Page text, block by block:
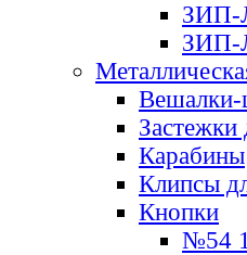
ЗИП-
ЗИП-
Вешалки-
Застежки
Карабины
Клипсы
Кнопки
№54